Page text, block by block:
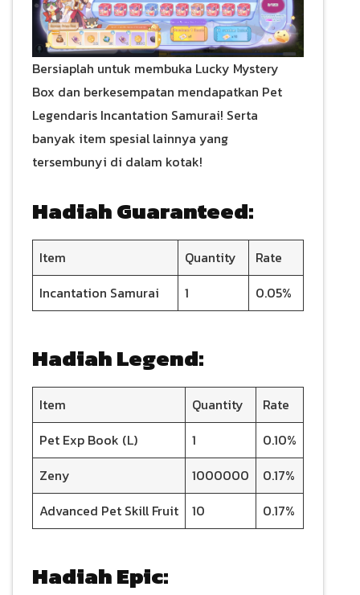
Bersiaplah untuk membuka Lucky Mystery
Box dan berkesempatan mendapatkan Pet
Legendaris Incantation Samurai! Serta
banyak item spesial lainnya yang
tersembunyi di dalam kotak!
Hadiah Guaranteed:
Item Quantity
Rate
Incantation Samurai
1 0.05%
Hadiah Legend:
Item Quantity
Rate
Pet Exp Book (L)
1
0.10%
Zeny
1000000
0.17%
Advanced Pet Skill Fruit
10 0.17%
Hadiah Epic: